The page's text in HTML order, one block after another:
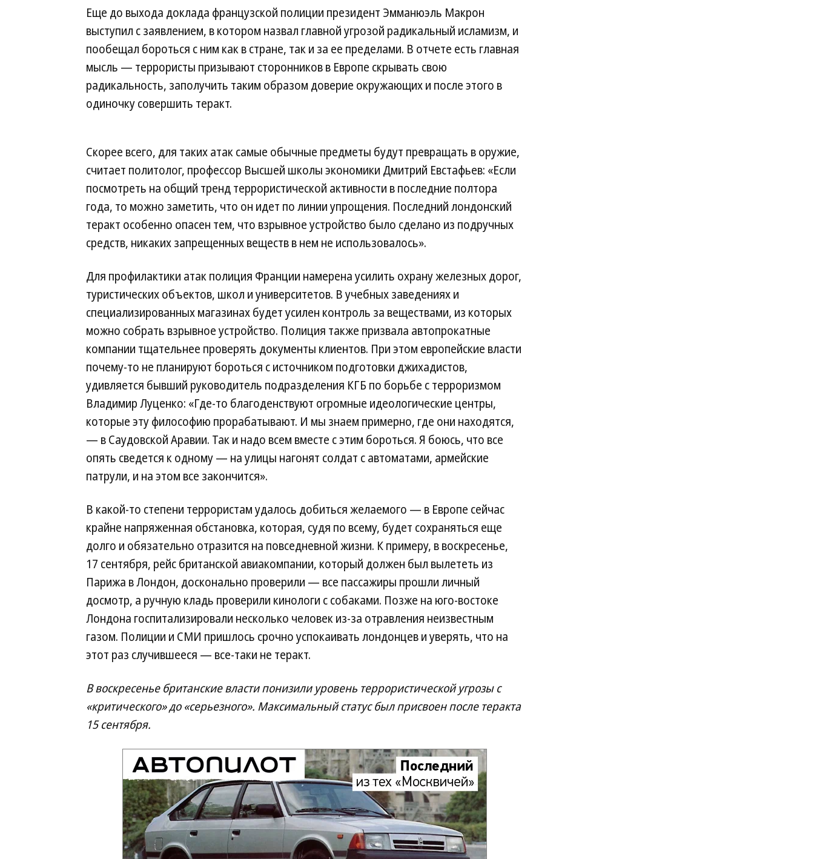
Еще до выхода доклада французской полиции президент Эмманюэль Макрон
выступил с заявлением, в котором назвал главной угрозой радикальный исламизм, и
пообещал бороться с ним как в стране, так и за ее пределами. В отчете есть главная
мысль — террористы призывают сторонников в Европе скрывать свою
радикальность, заполучить таким образом доверие окружающих и после этого в
одиночку совершить теракт.
Скорее всего, для таких атак самые обычные предметы будут превращать в оружие,
считает политолог, профессор Высшей школы экономики Дмитрий Евстафьев: «Если
посмотреть на общий тренд террористической активности в последние полтора
года, то можно заметить, что он идет по линии упрощения. Последний лондонский
теракт особенно опасен тем, что взрывное устройство было сделано из подручных
средств, никаких запрещенных веществ в нем не использовалось».
Для профилактики атак полиция Франции намерена усилить охрану железных дорог,
туристических объектов, школ и университетов. В учебных заведениях и
специализированных магазинах будет усилен контроль за веществами, из которых
можно собрать взрывное устройство. Полиция также призвала автопрокатные
компании тщательнее проверять документы клиентов. При этом европейские власти
почему-то не планируют бороться с источником подготовки джихадистов,
удивляется бывший руководитель подразделения КГБ по борьбе с терроризмом
Владимир Луценко: «Где-то благоденствуют огромные идеологические центры,
которые эту философию прорабатывают. И мы знаем примерно, где они находятся,
— в Саудовской Аравии. Так и надо всем вместе с этим бороться. Я боюсь, что все
опять сведется к одному — на улицы нагонят солдат с автоматами, армейские
патрули, и на этом все закончится».
В какой-то степени террористам удалось добиться желаемого — в Европе сейчас
крайне напряженная обстановка, которая, судя по всему, будет сохраняться еще
долго и обязательно отразится на повседневной жизни. К примеру, в воскресенье,
17 сентября, рейс британской авиакомпании, который должен был вылететь из
Парижа в Лондон, досконально проверили — все пассажиры прошли личный
досмотр, а ручную кладь проверили кинологи с собаками. Позже на юго-востоке
Лондона госпитализировали несколько человек из-за отравления неизвестным
газом. Полиции и СМИ пришлось срочно успокаивать лондонцев и уверять, что на
этот раз случившееся — все-таки не теракт.
В воскресенье британские власти понизили уровень террористической угрозы с
«критического» до «серьезного». Максимальный статус был присвоен после теракта
15 сентября.